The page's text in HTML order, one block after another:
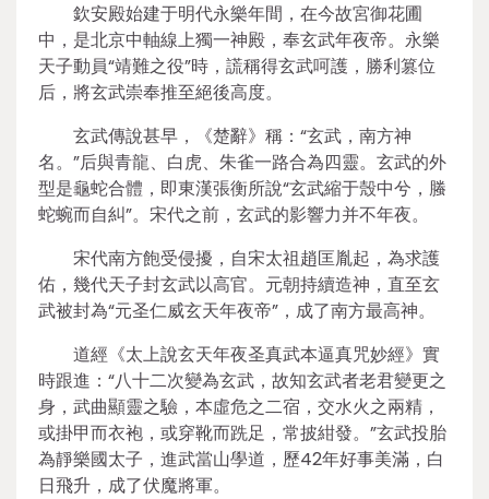
欽安殿始建于明代永樂年間，在今故宮御花圃
中，是北京中軸線上獨一神殿，奉玄武年夜帝。永樂
天子動員“靖難之役”時，謊稱得玄武呵護，勝利篡位
后，將玄武崇奉推至絕後高度。
玄武傳說甚早，《楚辭》稱：“玄武，南方神
名。”后與青龍、白虎、朱雀一路合為四靈。玄武的外
型是龜蛇合體，即東漢張衡所說“玄武縮于殼中兮，螣
蛇蜿而自糾”。宋代之前，玄武的影響力并不年夜。
宋代南方飽受侵擾，自宋太祖趙匡胤起，為求護
佑，幾代天子封玄武以高官。元朝持續造神，直至玄
武被封為“元圣仁威玄天年夜帝”，成了南方最高神。
道經《太上說玄天年夜圣真武本逼真咒妙經》實
時跟進：“八十二次變為玄武，故知玄武者老君變更之
身，武曲顯靈之驗，本虛危之二宿，交水火之兩精，
或掛甲而衣袍，或穿靴而跣足，常披紺發。”玄武投胎
為靜樂國太子，進武當山學道，歷42年好事美滿，白
日飛升，成了伏魔將軍。